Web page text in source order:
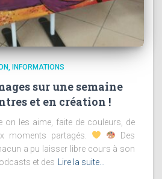
INFORMATIONS
sur une semaine
et en création !
on les aime, faite de couleurs, de
moments partagés.
Des
a pu laisser libre cours à son
et des Lire la suite…